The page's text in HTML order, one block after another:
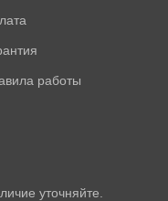
работы
уточняйте.